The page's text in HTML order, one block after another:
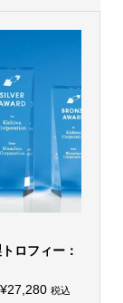
ロフィー：
¥27,280価税込